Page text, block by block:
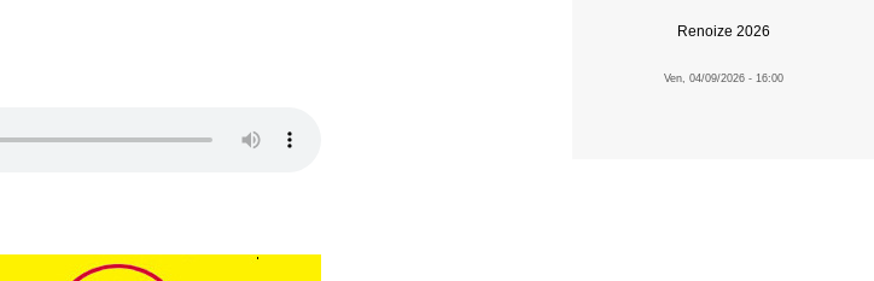
Renoize 2026
Ven, 04/09/2026 - 16:00